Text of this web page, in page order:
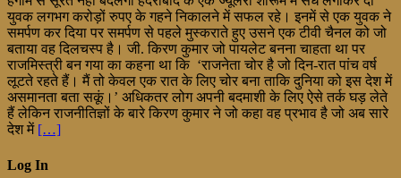
युवक लगभग करोड़ों रुपए के गहने निकालने में सफल रहे। इनमें से एक युवक ने
समर्पण कर दिया पर समर्पण से पहले मुस्कराते हुए उसने एक टीवी चैनल को जो
बताया वह दिलचस्प है। जी. किरण कुमार जो पायलेट बनना चाहता था पर
राजमिस्त्री बन गया का कहना था कि ‘राजनेता चोर है जो दिन-रात पांच वर्ष
लूटते रहते हैं। मैं तो केवल एक रात के लिए चोर बना ताकि दुनिया को इस देश में
असमानता बता सकूं।’ अधिकतर लोग अपनी बदमाशी के लिए ऐसे तर्क घड़ लेते
हैं लेकिन राजनीतिज्ञों के बारे किरण कुमार ने जो कहा वह प्रभाव है जो अब सारे
देश में […]
Log In